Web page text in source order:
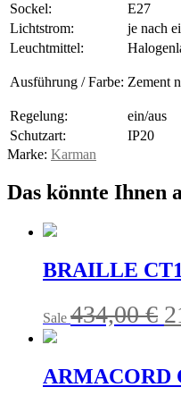
Sockel:
E27
Lichtstrom:
je nach
Leuchtmittel:
Ausführung / Farbe: Zement
Regelung:
ein/aus
Schutzart:
IP20
Marke: Karman
Das könnte Ihnen
BRAILLE
Sale 434,00€
ARMACORD